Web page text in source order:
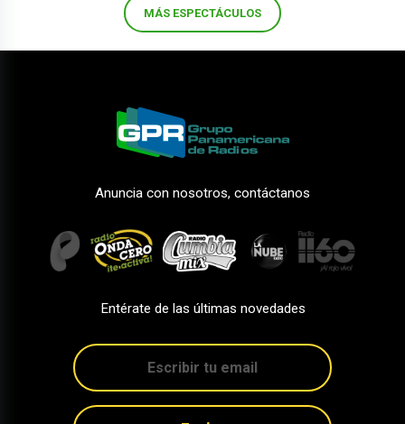
MÁS ESPECTÁCULOS
Anuncia con nosotros, contáctanos
Entérate de las últimas novedades